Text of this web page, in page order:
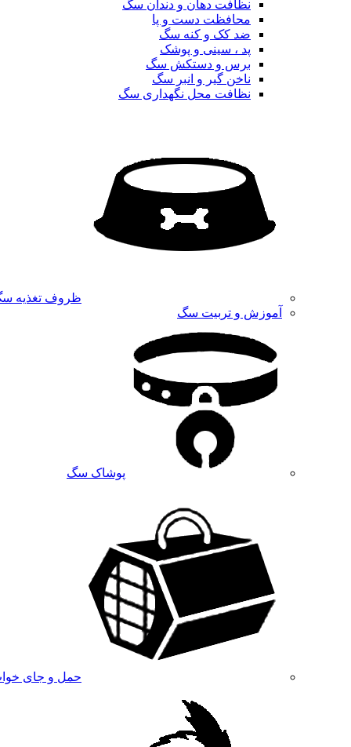
نظافت دهان و دندان سگ
محافظت دست و پا
ضد کک و کنه سگ
پد ، سینی و پوشک
برس و دستکش سگ
ناخن گیر و انبر سگ
نظافت محل نگهداری سگ
ظروف تغذیه
آموزش و تربیت سگ
پوشاک سگ
حمل و جای